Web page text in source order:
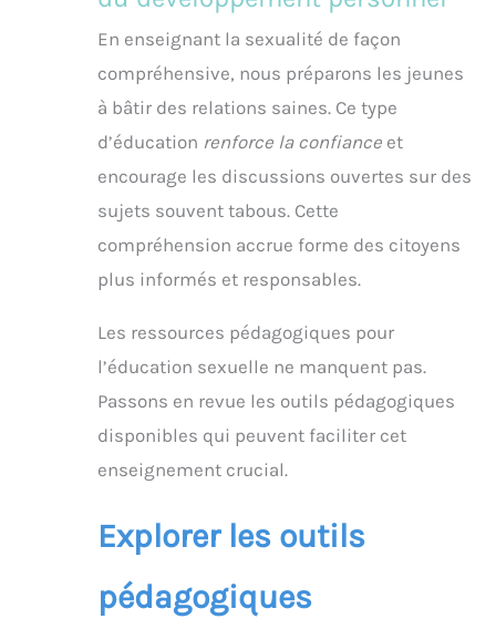
En enseignant la sexualité de façon
compréhensive, nous préparons les jeunes
à bâtir des relations saines. Ce type
d’éducation renforce la confiance et
encourage les discussions ouvertes sur des
sujets souvent tabous. Cette
compréhension accrue forme des citoyens
plus informés et responsables.
Les ressources pédagogiques pour
l’éducation sexuelle ne manquent pas.
Passons en revue les outils pédagogiques
disponibles qui peuvent faciliter cet
enseignement crucial.
Explorer les outils
pédagogiques